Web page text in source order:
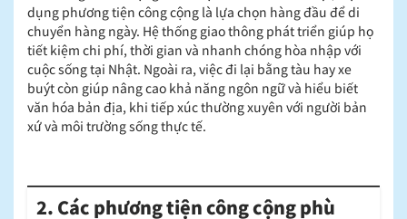
dụng phương tiện công cộng là lựa chọn hàng đầu để di
chuyển hàng ngày. Hệ thống giao thông phát triển giúp họ
tiết kiệm chi phí, thời gian và nhanh chóng hòa nhập với
cuộc sống tại Nhật. Ngoài ra, việc đi lại bằng tàu hay xe
buýt còn giúp nâng cao khả năng ngôn ngữ và hiểu biết
văn hóa bản địa, khi tiếp xúc thường xuyên với người bản
xứ và môi trường sống thực tế.
2. Các phương tiện công cộng phù